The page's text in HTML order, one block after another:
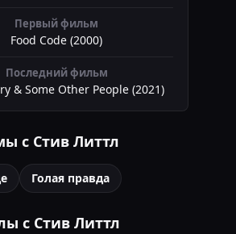
Первый фильм
Food Code (2000)
Последний фильм
& Some Other People (2021)
с Стив Литтл
Голая правда
с Стив Литтл